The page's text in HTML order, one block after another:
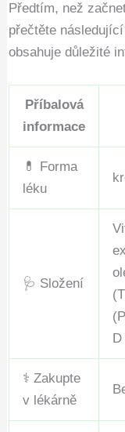
Předtím, než
přečtěte
obsahuje důležité
Příbalová
informace
💊 Forma
léku
🩺 Složení
⚕️ Zakupte
v lékárně